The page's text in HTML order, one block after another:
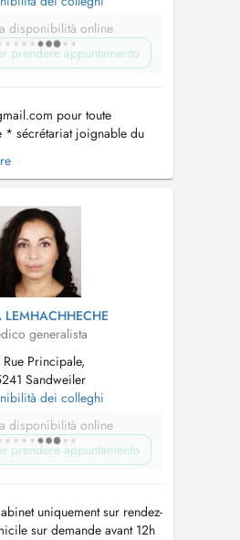
disponibilità online
prendere appuntamento
pour toute
* sécrétariat joignable du
11h au numéro 35 04 56
UNIQUEMENT
- Mer: 8h-11h45 et 14h-
- Ven:...
LEMHACHHECHE
generalista
Principale,
Sandweiler
dei colleghi
disponibilità online
prendere appuntamento
uniquement sur rendez-
sur demande avant 12h